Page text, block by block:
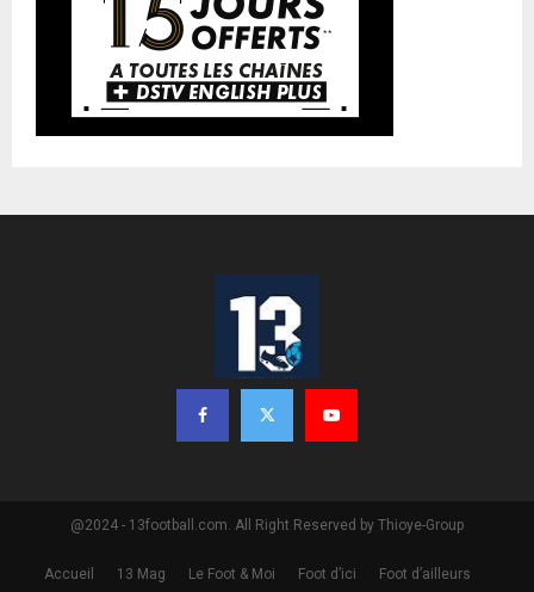
@2024 - 13football.com. All Right Reserved by Thioye-Group
Accueil 13 Mag Le Foot & Moi Foot d’ici Foot d’ailleurs